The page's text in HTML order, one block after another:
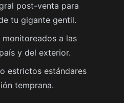
post-venta para
tu gigante gentil.
a las
y del exterior.
estrictos estándares
temprana.